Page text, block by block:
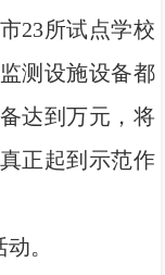
23所试点学校
测设施设备都
达到万元，将
正起到示范作
。